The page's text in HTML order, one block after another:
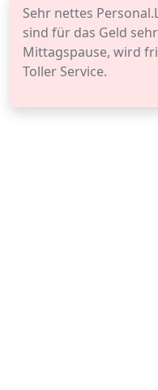
Sehr nettes
sind für das Geld
Mittagspause, wird
Toller Service.